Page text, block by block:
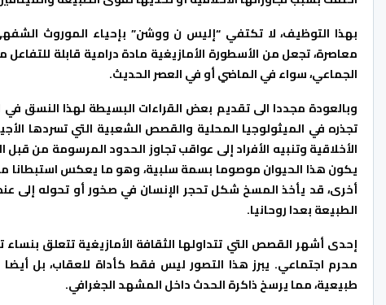
بهذا التوظيف، لا تكتفي “إليس ن ووشن” بإحياء الموروث
معاصرة، تجعل من الأسطورة الأمازيغية مادة درامية قابلة
الجماعي، سواء في الماضي أو في العصر الحديث.
وبالعودة مجددا الى تقديم بعض القراءات البسيطة لهذا النسق
تجذره في الميثولوجيا المحلية والقصص الشعبية التي تسردها
الأخلاقية وتنبيه الأفراد إلى عواقب تجاوز الحدود المرسومة من
يكون هذا الحيوان موصوما بسمة سلبية، وهو ما يعكس استبطانا
أخرى، قد يأخذ المسخ شكل تحجر الإنسان في صخور أو تحوله إلى
الطبيعة بعدا روحانيا.
إحدى أشهر القصص التي تتداولها الثقافة الأمازيغية تتعلق بنساء
محرم اجتماعي. يبرز هذا التصور ليس فقط كأداة للعقاب، بل
طبيعية، مما يرسخ ذاكرة الحدث داخل المشهد الجغرافي.